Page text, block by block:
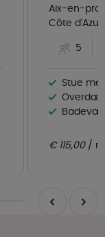
Aix-en-
Côte d'Azur
5
Stue
€ 115,00